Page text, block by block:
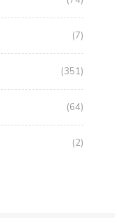
(7)
(351)
(64)
(2)